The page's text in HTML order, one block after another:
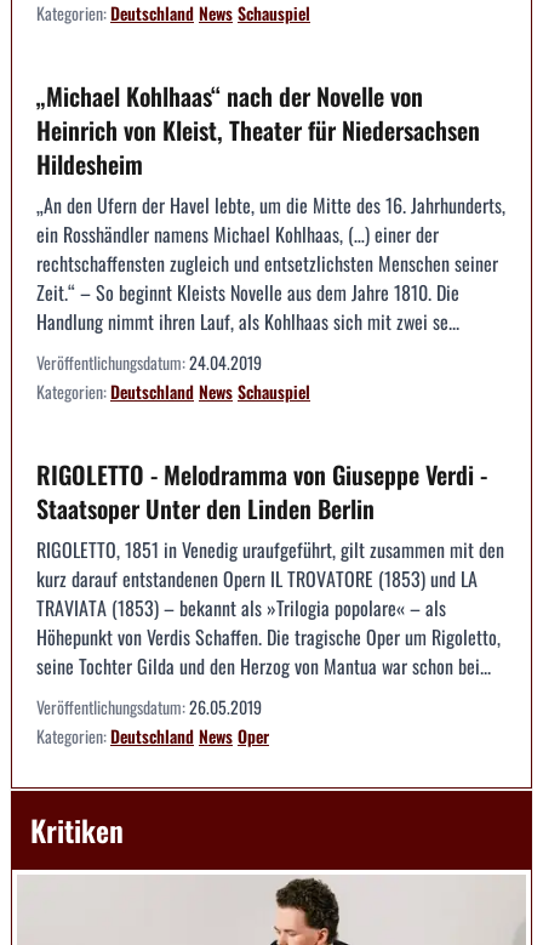
Kategorien:DeutschlandNewsSchauspiel
„Michael Kohlhaas“ nach der Novelle von
Heinrich von Kleist, Theater für Niedersachsen
Hildesheim
„An den Ufern der Havel lebte, um die Mitte des 16. Jahrhunderts,
ein Rosshändler namens Michael Kohlhaas, (…) einer der
rechtschaffensten zugleich und entsetzlichsten Menschen seiner
Zeit.“ – So beginnt Kleists Novelle aus dem Jahre 1810. Die
Handlung nimmt ihren Lauf, als Kohlhaas sich mit zwei se...
Veröffentlichungsdatum:24.04.2019
Kategorien:DeutschlandNewsSchauspiel
RIGOLETTO - Melodramma von Giuseppe Verdi -
Staatsoper Unter den Linden Berlin
RIGOLETTO, 1851 in Venedig uraufgeführt, gilt zusammen mit den
kurz darauf entstandenen Opern IL TROVATORE (1853) und LA
TRAVIATA (1853) – bekannt als »Trilogia popolare« – als
Höhepunkt von Verdis Schaffen. Die tragische Oper um Rigoletto,
seine Tochter Gilda und den Herzog von Mantua war schon bei...
Veröffentlichungsdatum:26.05.2019
Kategorien:DeutschlandNewsOper
Kritiken